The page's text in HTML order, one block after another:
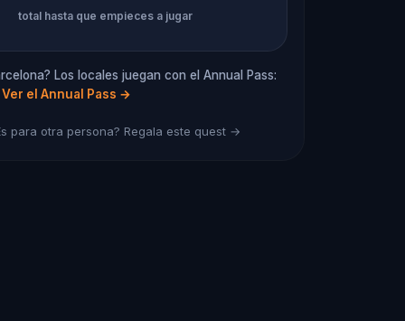
total hasta que empieces a jugar
Los locales juegan con el Annual Pass:
Ver el Annual Pass →
para otra persona? Regala este quest →